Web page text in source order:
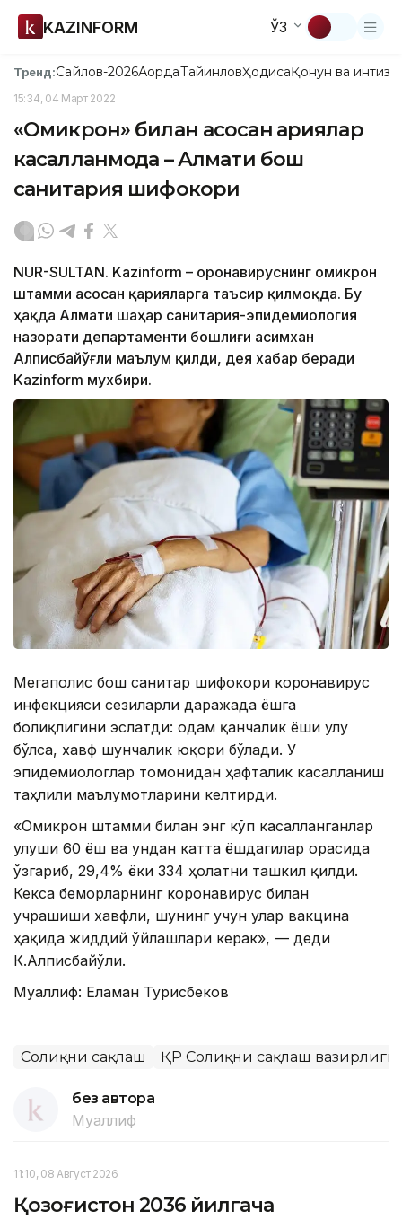
KAZINFORM ЎЗ
Тренд:Сайлов-2026АқордаТайинловҲодисаҚонун ва
15:34, 04 Март 2022
«Омикрон» билан асосан қариялар
касалланмоқда – Алмати бош
санитария шифокори
NUR-SULTAN. Kazinform – Қоронавируснинг омикрон
штамми асосан қарияларга таъсир қилмоқда. Бу
ҳақда Алмати шаҳар санитария-эпидемиология
назорати департаменти бошлиғи Қасимхан
Алписбайўғли маълум қилди, дея хабар беради
Kazinform мухбири.
Мегаполис бош санитар шифокори коронавирус
инфекцияси сезиларли даражада ёшга
боғлиқлигини эслатди: одам қанчалик ёши улуғ
бўлса, хавф шунчалик юқори бўлади. У
эпидемиологлар томонидан ҳафталик касалланиш
таҳлили маълумотларини келтирди.
«Омикрон штамми билан энг кўп касалланганлар
улуши 60 ёш ва ундан катта ёшдагилар орасида
ўзгариб, 29,4% ёки 334 ҳолатни ташкил қилди.
Кекса беморларнинг коронавирус билан
учрашиши хавфли, шунинг учун улар вакцина
ҳақида жиддий ўйлашлари керак», — деди
К.Алписбайўғли.
Муаллиф: Еламан Турисбеков
Соғлиқни сақлаш ҚР Соғлиқни сақлаш вазирлиги
без автора
Муаллиф
11:10, 08 Август 2026
Қозоғистон 2036 йилгача